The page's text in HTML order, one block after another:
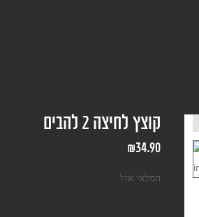
קוצץ לחיצה 2 להבים
₪34.90
המלאי אזל